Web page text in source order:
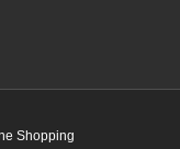
Shopping